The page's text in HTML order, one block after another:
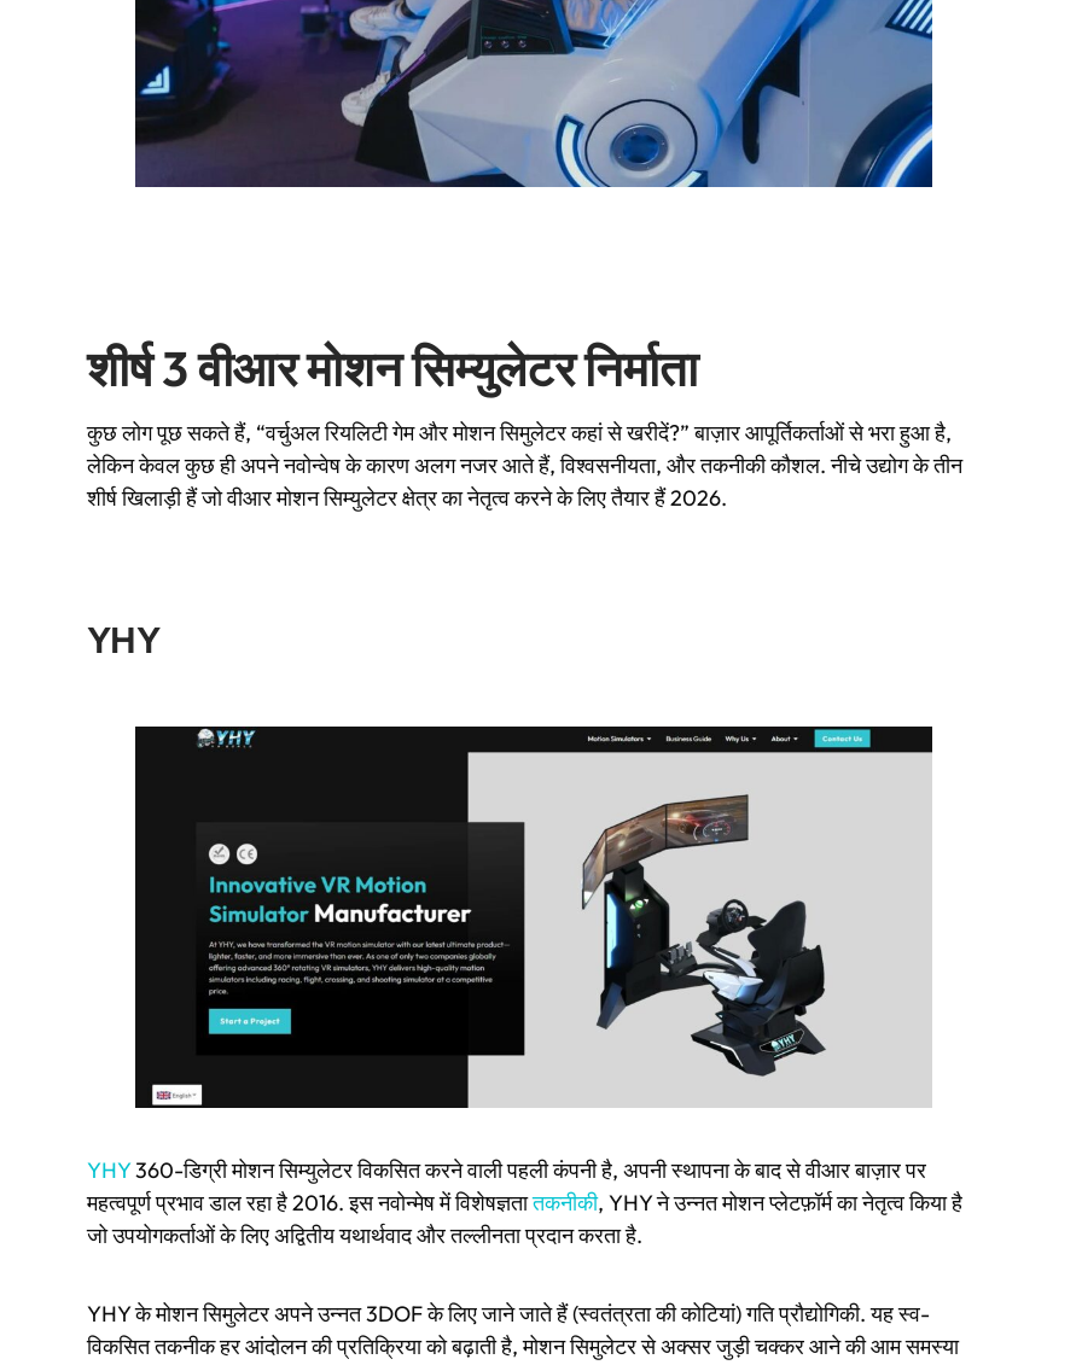
शीर्ष 3 वीआर मोशन सिम्युलेटर निर्माता
कुछ लोग पूछ सकते हैं, “वर्चुअल रियलिटी गेम और मोशन सिमुलेटर कहां से खरीदें?” बाज़ार आपूर्तिकर्ताओं से भरा हुआ है,
लेकिन केवल कुछ ही अपने नवोन्वेष के कारण अलग नजर आते हैं, विश्वसनीयता, और तकनीकी कौशल. नीचे उद्योग के तीन
शीर्ष खिलाड़ी हैं जो वीआर मोशन सिम्युलेटर क्षेत्र का नेतृत्व करने के लिए तैयार हैं 2026.
YHY
YHY360-डिग्री मोशन सिम्युलेटर विकसित करने वाली पहली कंपनी है, अपनी स्थापना के बाद से वीआर बाज़ार पर
महत्वपूर्ण प्रभाव डाल रहा है 2016. इस नवोन्मेष में विशेषज्ञतातकनीकी, YHY ने उन्नत मोशन प्लेटफ़ॉर्म का नेतृत्व किया है
जो उपयोगकर्ताओं के लिए अद्वितीय यथार्थवाद और तल्लीनता प्रदान करता है.
YHY के मोशन सिमुलेटर अपने उन्नत 3DOF के लिए जाने जाते हैं (स्वतंत्रता की कोटियां) गति प्रौद्योगिकी. यह स्व-
विकसित तकनीक हर आंदोलन की प्रतिक्रिया को बढ़ाती है, मोशन सिमुलेटर से अक्सर जुड़ी चक्कर आने की आम समस्या